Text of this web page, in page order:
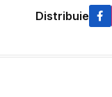
Distribuie